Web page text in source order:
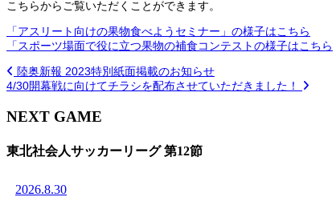
こちらからご覧いただくことができます。
「アスリート向けの果物食べようセミナー」の様子はこちら
「スポーツ場面で役に立つ果物の補食コンテストの様子はこちら
陸奥新報 2023特別紙面掲載のお知らせ
4/30開幕戦に向けてチラシを配布させていただきました！
NEXT GAME
東北社会人サッカーリーグ 第12節
2026.8.30